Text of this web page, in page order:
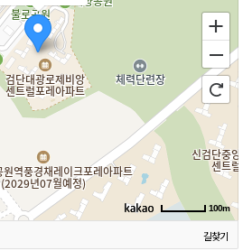
100m
길찾기